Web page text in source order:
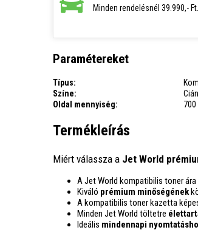
Minden rendelésnél 39.990,-
Paramétereket
Típus:
Színe:
Cián
Oldal mennyiség:
700
Termékleírás
Miért válassza a Jet World
A Jet World kompatibilis toner
Kiváló prémium minőségének
A kompatibilis toner kazetta
Minden Jet World töltetre
Ideális mindennapi